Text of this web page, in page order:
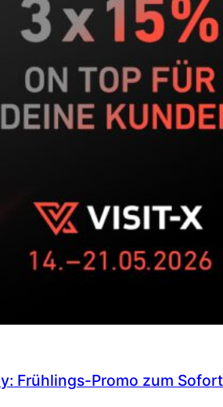
Push
auf
VISIT-
Frühlings-Promo zum